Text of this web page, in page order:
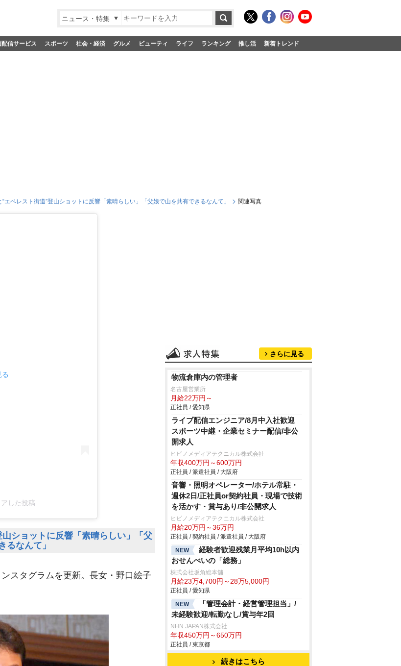
ニュース・特集
配信サービス スポーツ 社会・経済 グルメ ビューティ ライフ ランキング 推し活 新着トレンド
エベレスト街道”登山ショットに反響「素晴らしい」「父娘で山を共有できるなんて」 関連写真
した投稿
ショットに反響「素晴らしい」「父
るなんて」
ンスタグラムを更新。長女・野口絵子
さらに見る
物流倉庫内の管理者
名古屋営業所
月給22万円～
正社員 / 愛知県
ライブ配信エンジニア/8月中入社歓迎
スポーツ中継・企業セミナー配信/非公
開求人
ヒビノメディアテクニカル株式会社
年収400万円～600万円
正社員 / 派遣社員 / 大阪府
音響・照明オペレーター/ホテル常駐・
週休2日/正社員or契約社員・現場で技術
を活かす・賞与あり/非公開求人
ヒビノメディアテクニカル株式会社
月給20万円～36万円
正社員 / 契約社員 / 派遣社員 / 大阪府
NEW
経験者歓迎残業月平均10h以内
おせんべいの「総務」
株式会社坂角総本舖
月給23万4,700円～28万5,000円
正社員 / 愛知県
NEW
「管理会計・経営管理担当」/
未経験歓迎/転勤なし/賞与年2回
NHN JAPAN株式会社
年収450万円～650万円
正社員 / 東京都
続きはこちら